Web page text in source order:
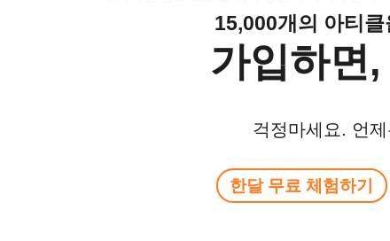
15,000개의 아티
가입하면
걱정마세요. 언
한달 무료 체험하기